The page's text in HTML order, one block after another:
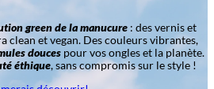
green de la manucure: des vernis et
clean et vegan. Des couleurs vibrantes,
douces pour vos ongles et la planète.
éthique, sans compromis sur le style !